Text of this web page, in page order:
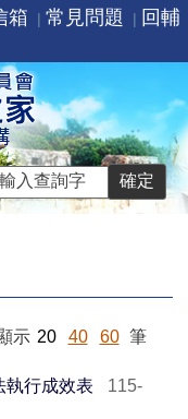
箱 常見問題
回輔
示 20 40 60 筆
執行成效表
115-